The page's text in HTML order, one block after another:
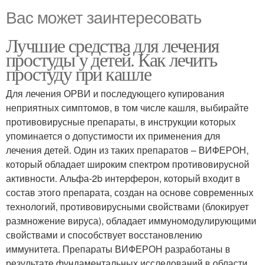
Вас может заинтересовать
Лучшие средства для лечения
простуды у детей. Как лечить
простуду при кашле
Для лечения ОРВИ и последующего купирования
неприятных симптомов, в том числе кашля, выбирайте
противовирусные препараты, в инструкции которых
упоминается о допустимости их применения для
лечения детей. Один из таких препаратов – ВИФЕРОН,
который обладает широким спектром противовирусной
активности. Альфа-2b интерферон, который входит в
состав этого препарата, создан на основе современных
технологий, противовирусными свойствами (блокирует
размножение вируса), обладает иммуномодулирующими
свойствами и способствует восстановлению
иммунитета. Препараты ВИФЕРОН разработаны в